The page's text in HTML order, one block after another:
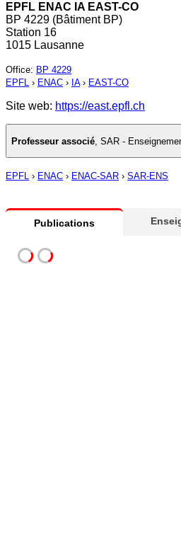
EPFL ENAC IA EAST-CO
BP 4229 (Bâtiment BP)
Station 16
1015 Lausanne
Office: BP 4229
EPFL › ENAC › IA› EAST-CO
Site web: https://east.epfl.ch
Professeur associé SAR -
EPFL › ENAC › ENAC-SAR › SAR-ENS
Publications